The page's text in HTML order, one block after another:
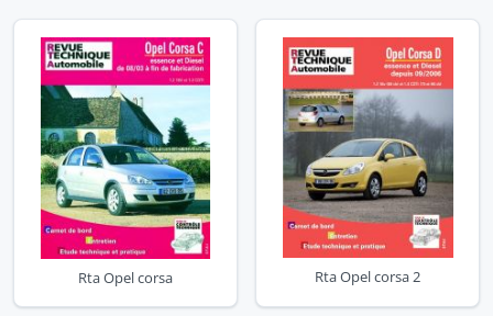
Rta Opel corsa Rta Opel corsa 2